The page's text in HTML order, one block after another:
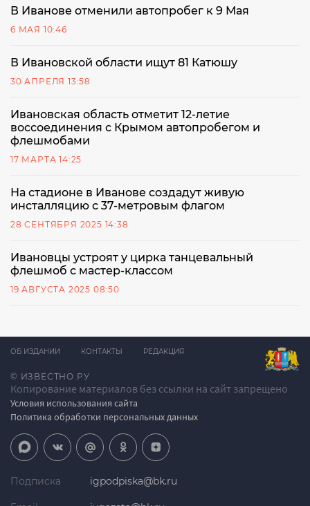
В Иванове отменили автопробег к 9 Мая
6 МАЯ 10:46
В Ивановской области ищут 81 Катюшу
30 АПРЕЛЯ 13:58
Ивановская область отметит 12-летие
воссоединения с Крымом автопробегом и
флешмобами
17 МАРТА 14:25
На стадионе в Иванове создадут живую
инсталляцию с 37-метровым флагом
28 СЕНТЯБРЯ 2025 14:38
Ивановцы устроят у цирка танцевальный
флешмоб с мастер-классом
19 АВГУСТА 2025 08:50
© ИЗВЕСТНО.РУ
Копирование материалов без ссылки на сайт запрещено
Условия использования сайта
Политика обработки персональных данных
ОБ ИЗДАНИИ КОНТАКТЫ РЕДАКЦИЯ
Подписка igpodpiska@bk.ru